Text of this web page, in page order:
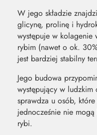
W jego składzie
glicynę, prolinę i
występuje w kolagenie
rybim (nawet o ok.
jest bardziej stabilny
Jego budowa
występujący w
sprawdza u osób,
jednocześnie nie
rybi.